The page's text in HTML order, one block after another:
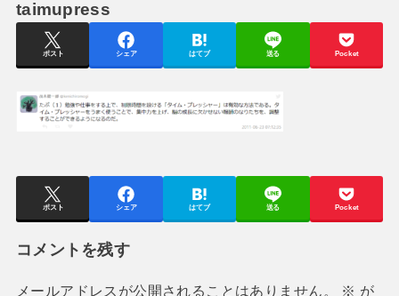
taimupress
ポスト シェア はてブ 送る Pocket
ポスト シェア はてブ 送る Pocket
コメントを残す
メールアドレスが公開されることはありません。 ※ が